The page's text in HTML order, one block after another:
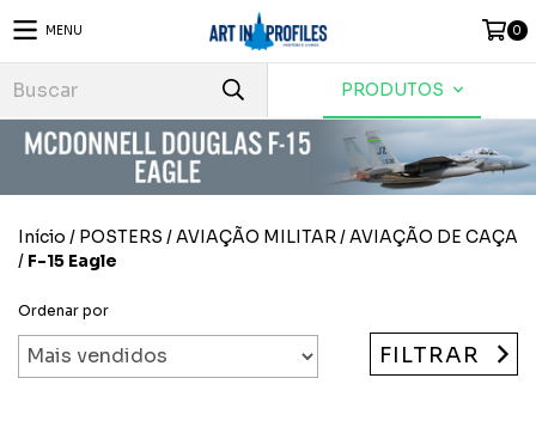
MENU 0
PRODUTOS
Início / POSTERS /AVIAÇÃO MILITAR /AVIAÇÃO DE CAÇA
/ F-15 Eagle
Ordenar por
FILTRAR